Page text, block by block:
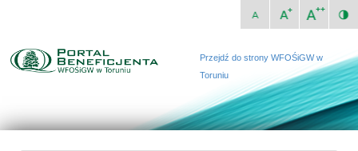
Przejdź do strony WFOŚiGW w
Toruniu